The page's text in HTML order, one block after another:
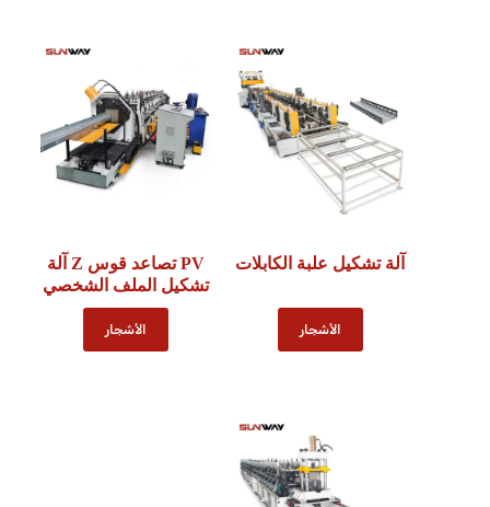
آلة تشكيل علبة الكابلات
الأشجار
PV تصاعد قوس Z آلة
تشكيل الملف الشخصي
الأشجار